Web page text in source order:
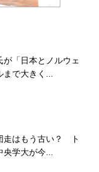
「日本とノルウェ
まで大きく...
走はもう古い？ ト
央学大が今...